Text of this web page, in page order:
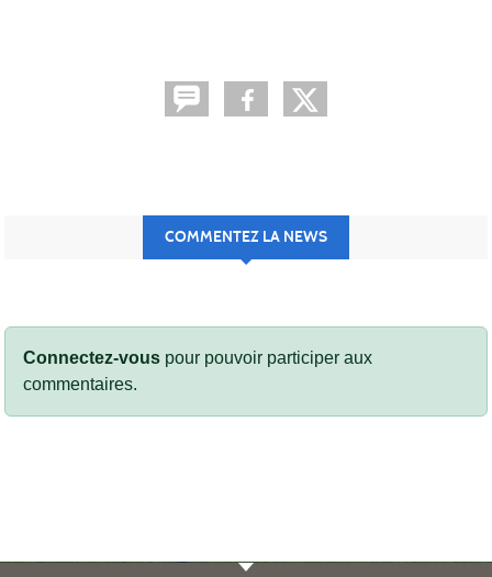
COMMENTEZ LA NEWS
Connectez-vous pour pouvoir participer aux
commentaires.